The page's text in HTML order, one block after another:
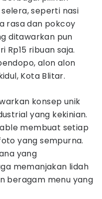
seperti nasi
rasa dan pokcoy
ditawarkan pun
Rp15 ribuan saja.
alon alon
Kota Blitar.
konsep unik
yang kekinian.
membuat setiap
yang sempurna.
yang
memanjakan lidah
beragam menu yang